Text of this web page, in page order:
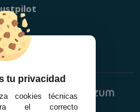
tu privacidad
cookies técnicas
el correcto